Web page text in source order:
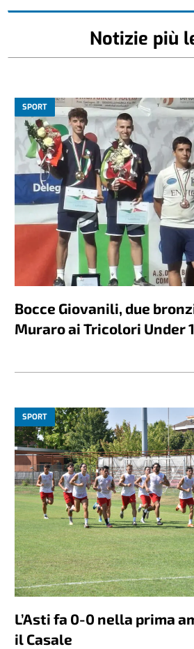
Notizie più
SPORT
Bocce Giovanili, due
Muraro ai Tricolori Under
SPORT
L’Asti fa 0-0 nella prima
il Casale